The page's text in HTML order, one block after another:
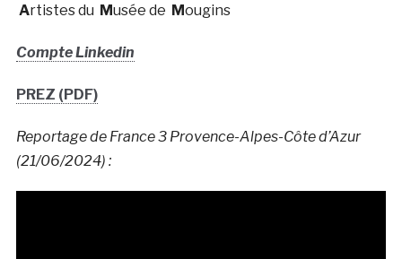
Artistes du Musée de Mougins
Compte Linkedin
PREZ (PDF)
Reportage de France 3 Provence-Alpes-Côte d’Azur
(21/06/2024) :